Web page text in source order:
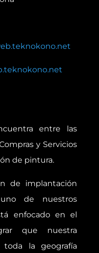
entre las
y Servicios
de pintura.
de implantación
de nuestros
enfocado en el
que nuestra
la geografía